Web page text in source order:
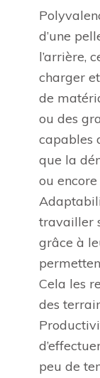
d’une
l’arrière,
charger
de
ou des
capables
que la
ou
travailler
grâce à
Cela les
des
peu de